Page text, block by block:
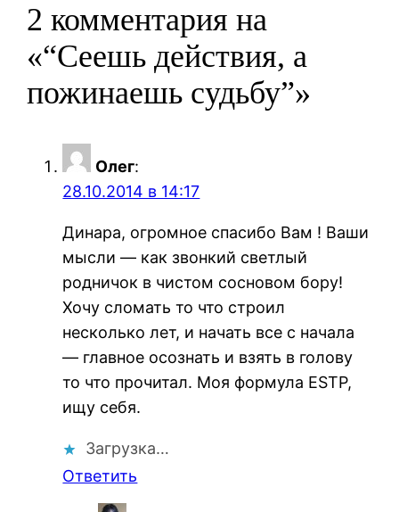
2 комментария на
«“Сеешь действия, а
пожинаешь судьбу”»
Олег:
28.10.2014 в 14:17
Динара, огромное спасибо Вам ! Ваши
мысли — как звонкий светлый
родничок в чистом сосновом бору!
Хочу сломать то что строил
несколько лет, и начать все с начала
— главное осознать и взять в голову
то что прочитал. Моя формула ESTP,
ищу себя.
Загрузка…
Ответить